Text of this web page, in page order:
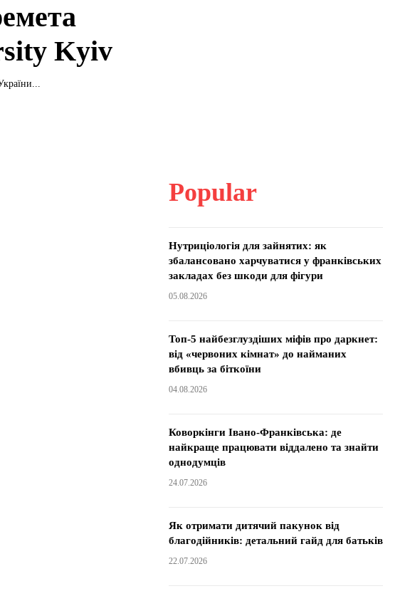
Kyiv
Popular
Нутриціологія для зайнятих: як
збалансовано харчуватися у франківських
закладах без шкоди для фігури
05.08.2026
Топ-5 найбезглуздіших міфів про даркнет:
від «червоних кімнат» до найманих
вбивць за біткоїни
04.08.2026
Коворкінги Івано-Франківська: де
найкраще працювати віддалено та знайти
однодумців
24.07.2026
Як отримати дитячий пакунок від
благодійників: детальний гайд для батьків
22.07.2026